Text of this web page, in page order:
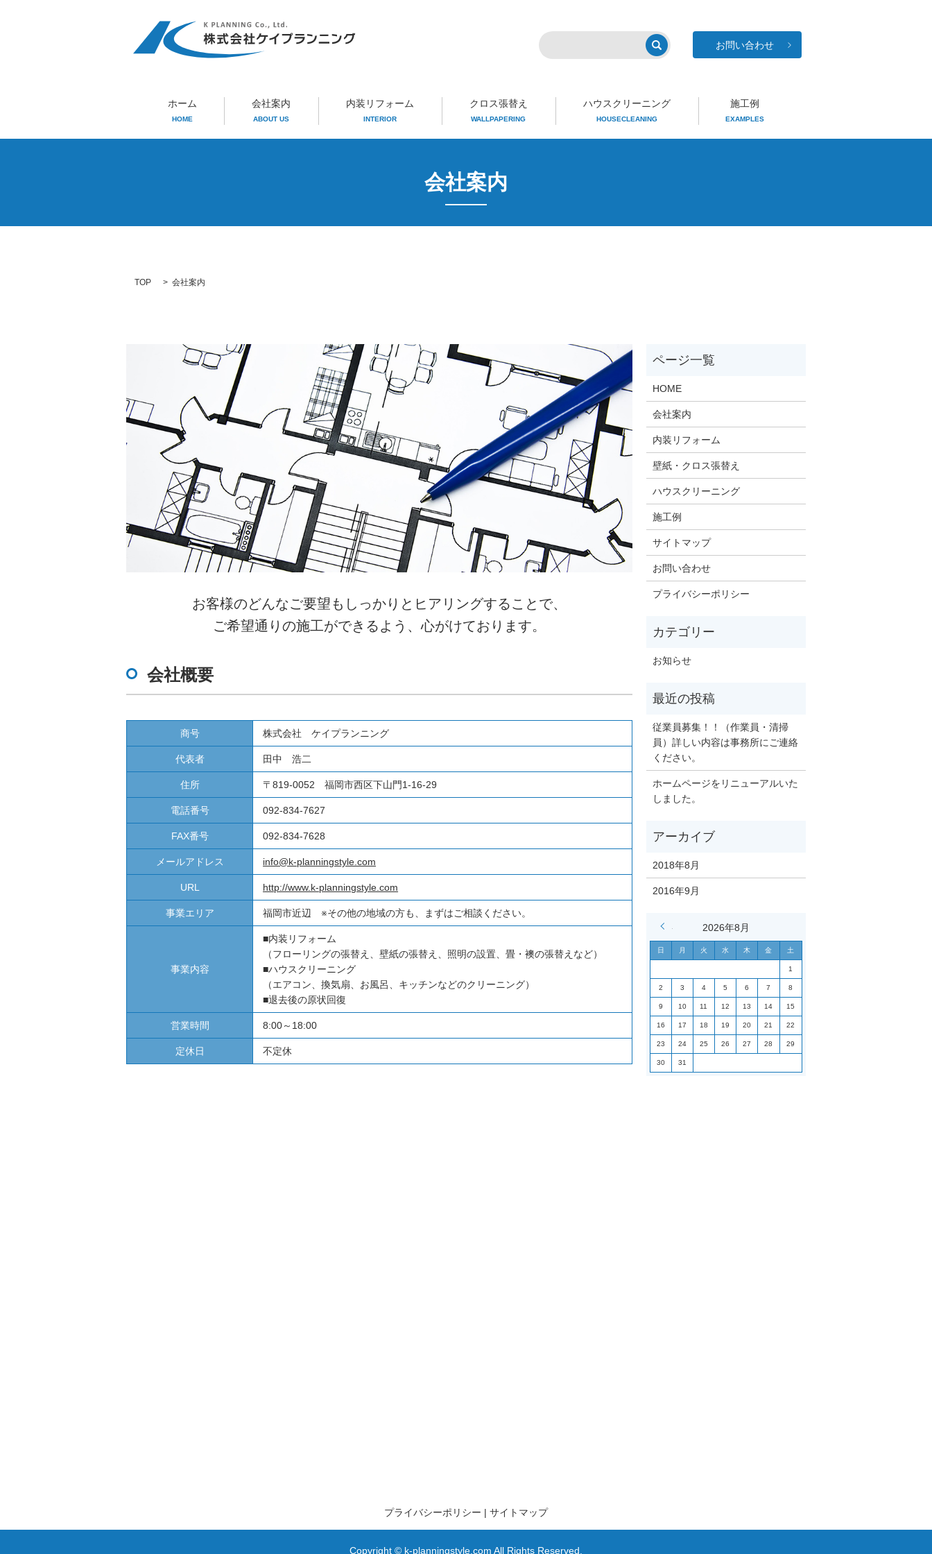
ホーム
HOME
会社案内
ABOUT US
内装リフォーム
INTERIOR
クロス張替え
WALLPAPERING
ハウスクリーニング
HOUSECLEANING
施工例
EXAMPLES
お問い合わせ
会社案内
TOP 会社案内
お客様のどんなご要望もしっかりとヒアリングすることで、
ご希望通りの施工ができるよう、心がけております。
会社概要
商号 株式会社 ケイプランニング
代表者 田中 浩二
住所 〒819-0052 福岡市西区下山門1-16-29
電話番号 092-834-7627
FAX番号 092-834-7628
メールアドレス info@k-planningstyle.com
URL http://www.k-planningstyle.com
事業エリア 福岡市近辺 ※その他の地域の方も、まずはご相談ください。
事業内容
■内装リフォーム
（フローリングの張替え、壁紙の張替え、照明の設置、畳・襖の張替えなど）
■ハウスクリーニング
（エアコン、換気扇、お風呂、キッチンなどのクリーニング）
■退去後の原状回復
営業時間 8:00～18:00
定休日 不定休
HOME
会社案内
内装リフォーム
壁紙・クロス張替え
ハウスクリーニング
施工例
サイトマップ
お問い合わせ
プライバシーポリシー
お知らせ
従業員募集！！（作業員・清掃
員）詳しい内容は事務所にご連絡
ください。
ホームページをリニューアルいた
しました。
2018年8月
2016年9月
2026年8月
日 月 火 水 木 金 土
1
2 3 4 5 6 7 8
9 10 11 12 13 14 15
16 17 18 19 20 21 22
23 24 25 26 27 28 29
30 31
プライバシーポリシー サイトマップ
Copyright © k-planningstyle.com All Rights Reserved.